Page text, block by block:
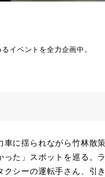
イベントを全力企画中。
に揺られながら竹林散
た」スポットを巡る。
シーの運転手さん、引